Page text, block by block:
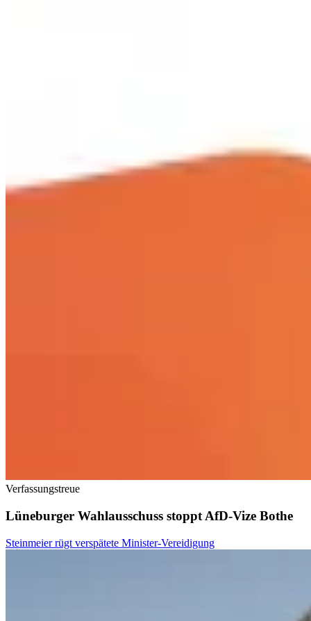
Verfassungstreue
Lüneburger Wahlausschuss stoppt AfD-Vize Bothe
Steinmeier rügt verspätete Minister-Vereidigung